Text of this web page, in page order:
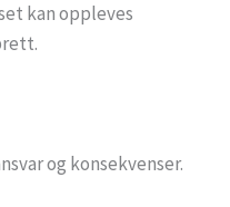
kan oppleves
og konsekvenser.